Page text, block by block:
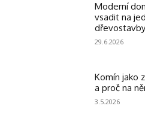
Moderní
vsadit na
29.6.2026
Komín jako
a proč na
3.5.2026